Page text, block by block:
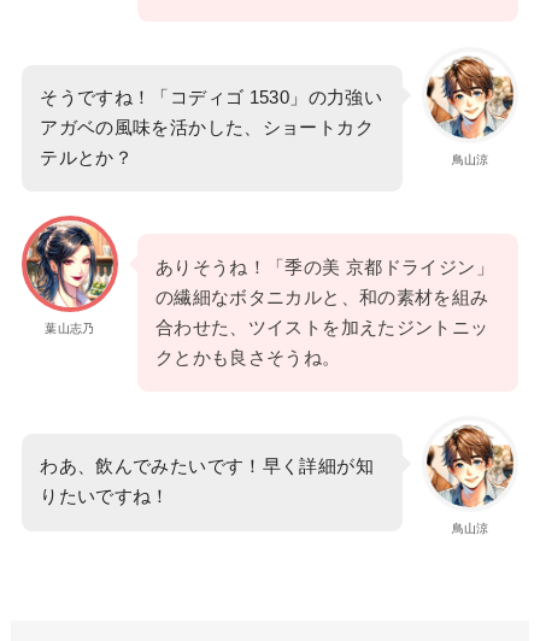
鳥山涼
そうですね！「コディゴ 1530」の力強い
アガベの風味を活かした、ショートカク
テルとか？
葉山志乃
ありそうね！「季の美 京都ドライジン」
の繊細なボタニカルと、和の素材を組み
合わせた、ツイストを加えたジントニッ
クとかも良さそうね。
鳥山涼
わあ、飲んでみたいです！早く詳細が知
りたいですね！